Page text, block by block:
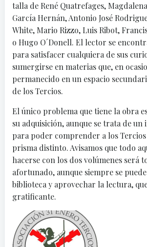
talla de René Quatrefages,
García Hernán, Antonio José
White, Mario Rizzo, Luis Ribot,
o Hugo O´Donell. El lector se
para satisfacer cualquiera de sus
sumergirse en materias que, en
permanecido en un espacio
de los Tercios.
El único problema que tiene la obra
su adquisición, aunque se trata de
para poder comprender a los Tercios
prisma distinto. Avisamos que todo
hacerse con los dos volúmenes será
afortunado, aunque siempre se
biblioteca y aprovechar la lectura,
gratificante.